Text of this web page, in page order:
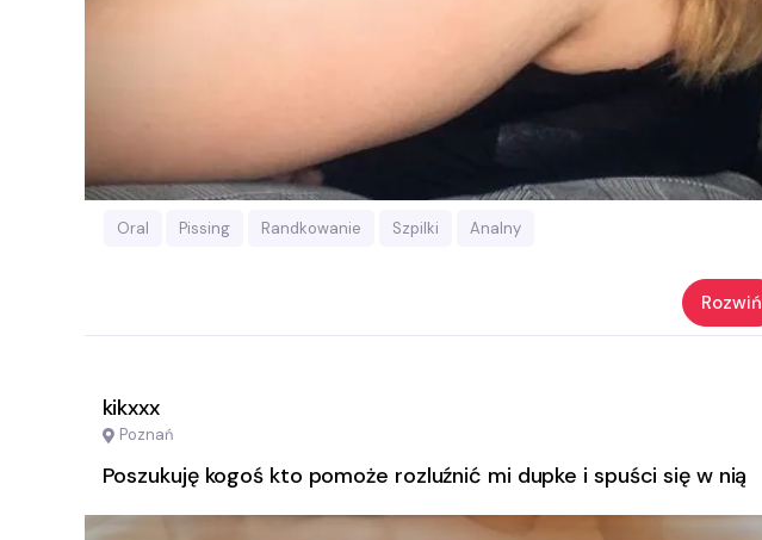
Oral Pissing Randkowanie Szpilki Analny
Rozwiń
kikxxx
Poznań
Poszukuję kogoś kto pomoże rozluźnić mi dupke i spuści się w nią